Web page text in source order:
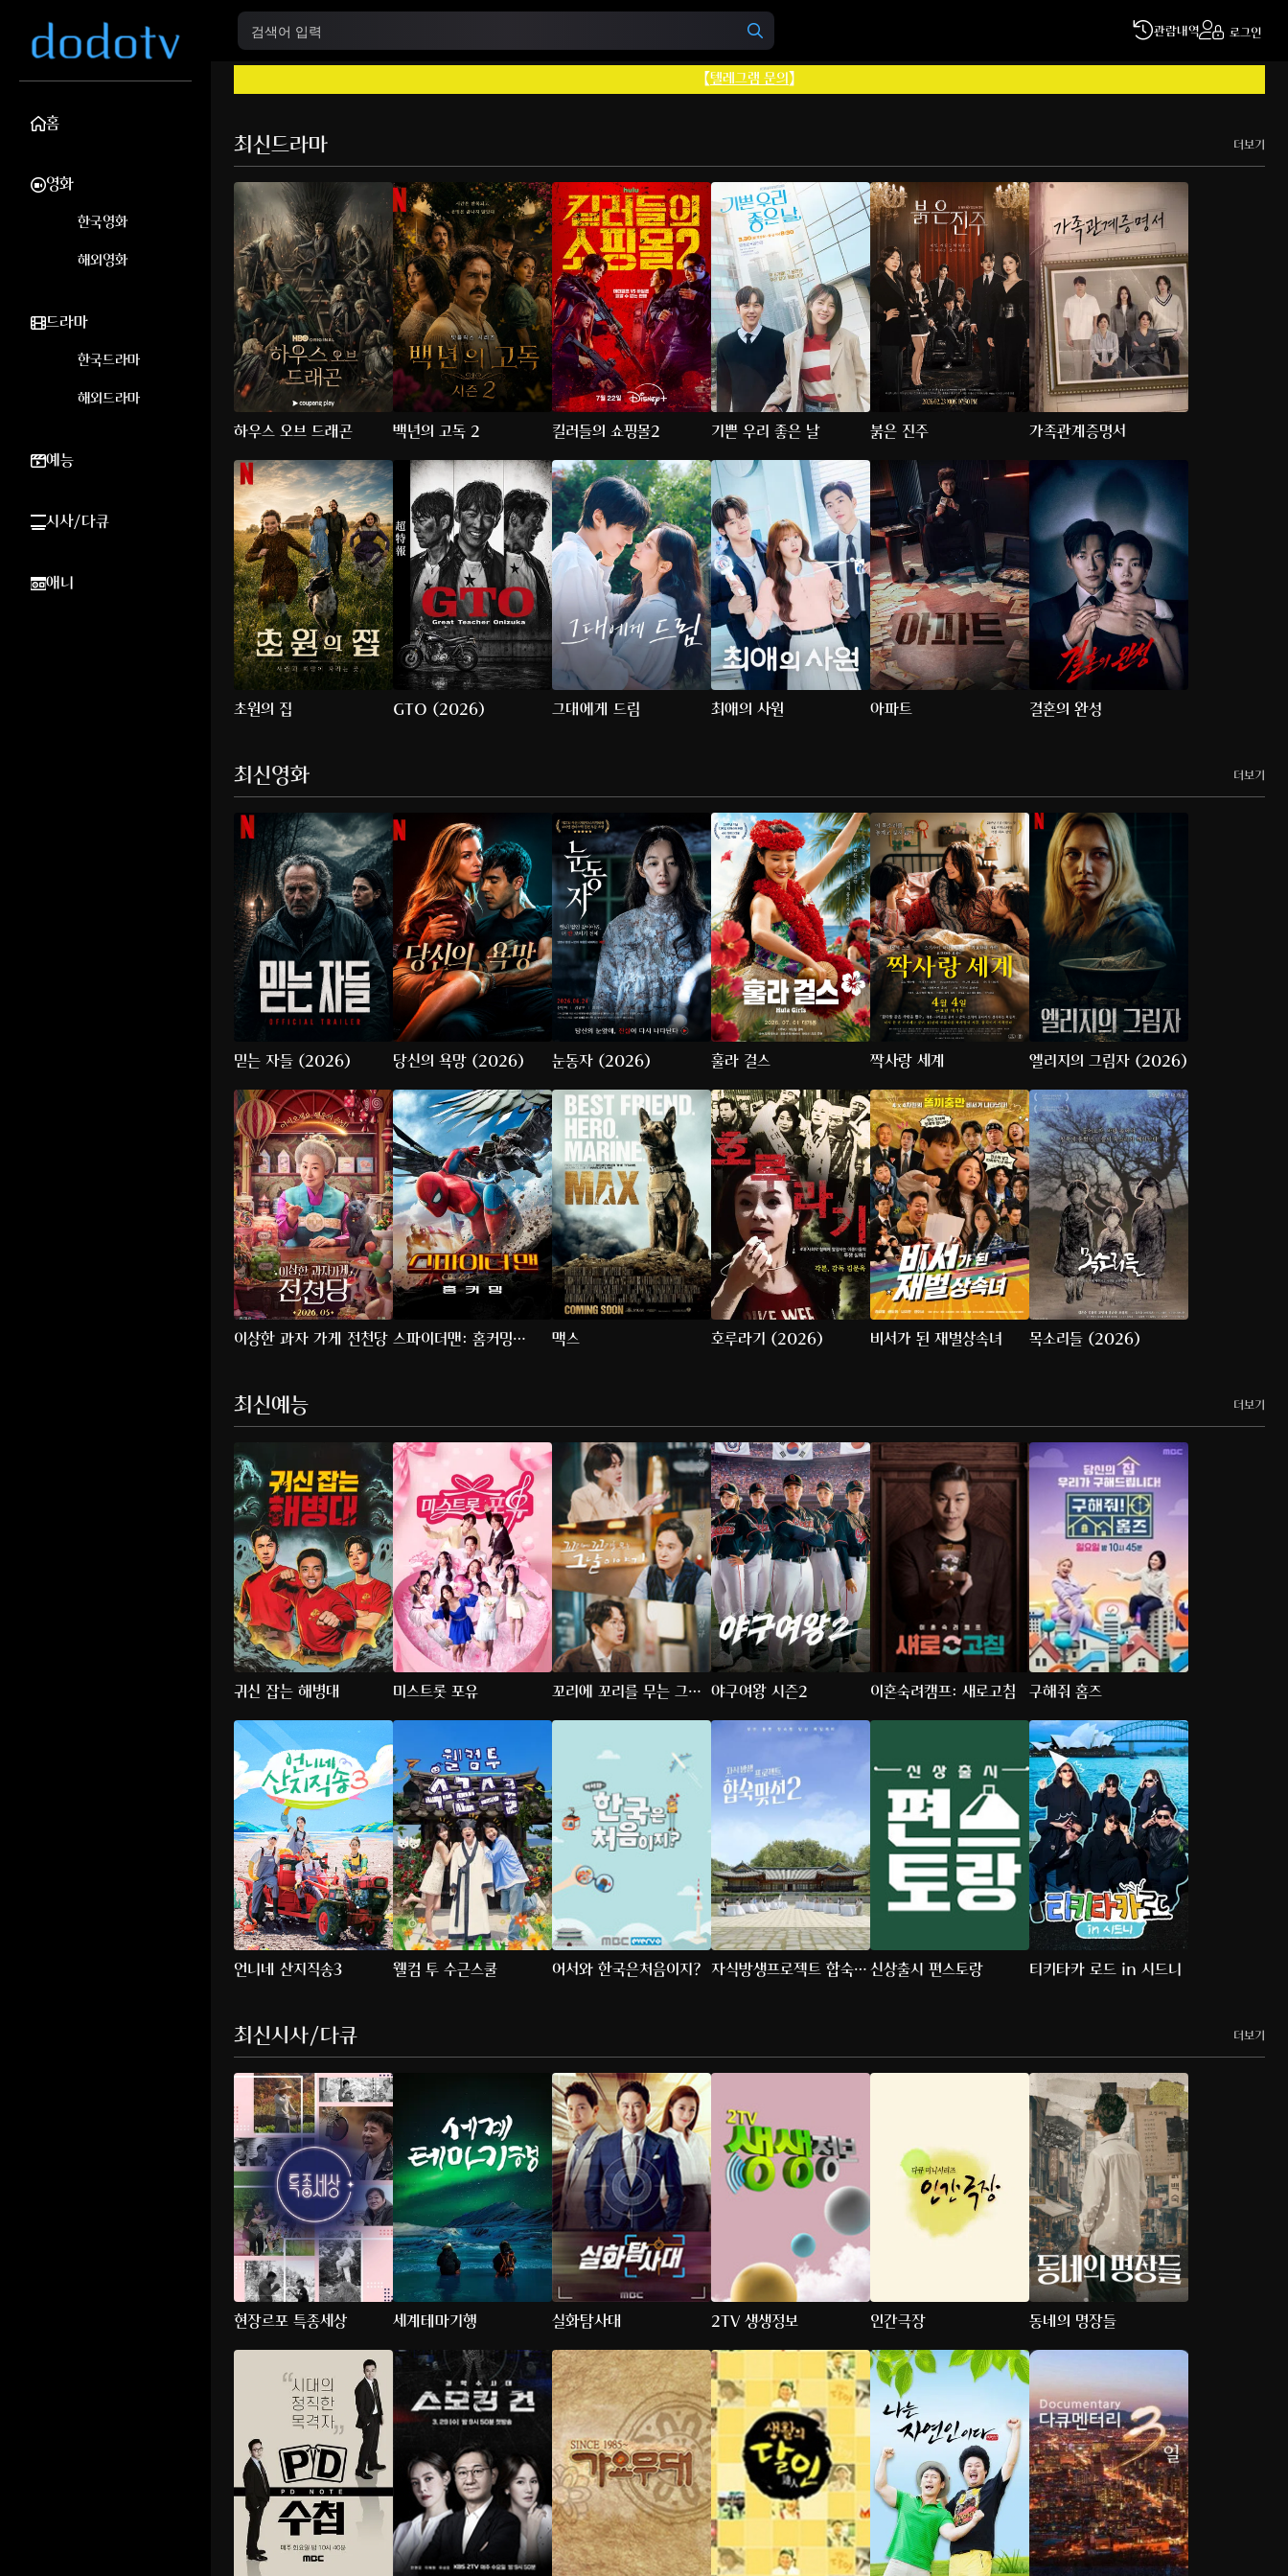
홈
영화
한국영화
해외영화
드라마
한국드라마
해외드라마
예능
시사/다큐
애니
관람내역 로그인
【텔레그램 문의】
최신드라마 더보기
하우스 오브 드래곤 백년의 고독 2 킬러들의 쇼핑몰2 기쁜 우리 좋은 날 붉은 진주 가족관계증명서
초원의 집 GTO (2026) 그대에게 드림 최애의 사원 아파트 결혼의 완성
최신영화 더보기
믿는 자들 (2026) 당신의 욕망 (2026) 눈동자 (2026) 훌라 걸스 짝사랑 세계 엘리지의 그림자 (2026)
이상한 과자 가게 전천당 스파이더맨: 홈커밍
맥스 호루라기 (2026) 비서가 된 재벌상속녀 목소리들 (2026)
최신예능 더보기
귀신 잡는 해병대 미스트롯 포유
꼬리에 꼬리를 무는 그날
이야기
야구여왕 시즌2 이혼숙려캠프: 새로고침 구해줘 홈즈
언니네 산지직송3 웰컴 투 수근스쿨 어서와 한국은처음이지? 자식방생프로젝트 합숙
신상출시 편스토랑 티키타카 로드 in 시드니
최신시사/다큐 더보기
현장르포 특종세상 세계테마기행 실화탐사대 2TV 생생정보 인간극장 동네의 명장들